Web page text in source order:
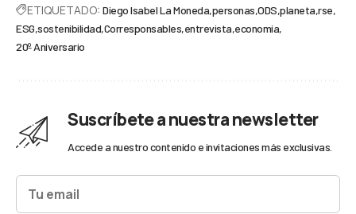
ETIQUETADO: Diego Isabel La Moneda personas ODS planeta rse
ESG sostenibilidad Corresponsables entrevista economía
20º Aniversario
Suscríbete a nuestra newsletter
Accede a nuestro contenido e invitaciones más exclusivas.